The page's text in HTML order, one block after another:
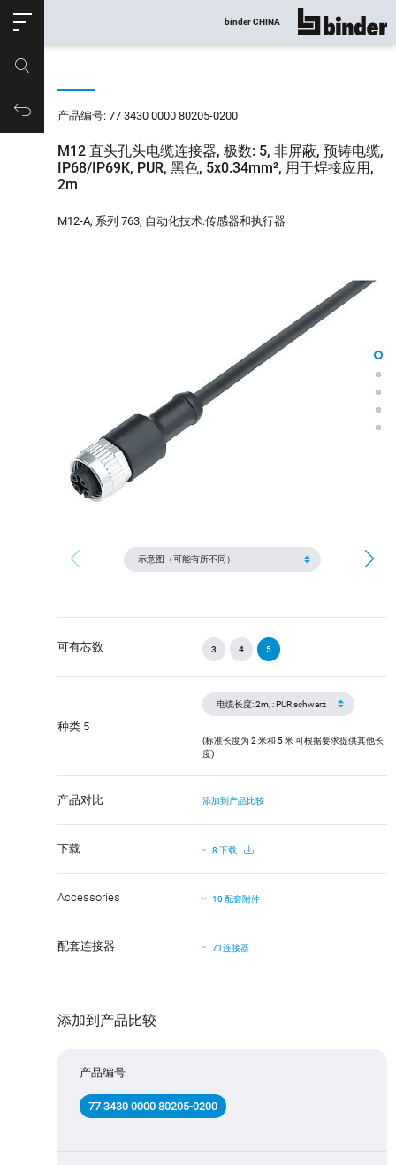
购物车
binder CHINA 显示所有
产品编号: 77 3430 0000 80205-0200
M12 直头孔头电缆连接器, 极数: 5, 非屏蔽, 预铸电缆,
IP68/IP69K, PUR, 黑色, 5x0.34mm², 用于焊接应用,
2m
M12-A, 系列 763, 自动化技术.传感器和执行器
可有芯数 3 4 5
种类 5
(标准长度为 2 米和 5 米 可根据要求提供其他长
度)
产品对比 添加到产品比较
下载 8 下载
Accessories 10 配套附件
配套连接器 71连接器
添加到产品比较
产品编号
77 3430 0000 80205-0200